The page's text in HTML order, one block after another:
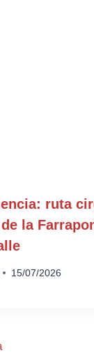
ruta
la
15/07/2026